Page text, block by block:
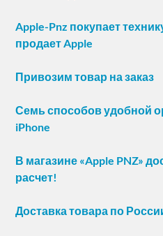
Apple-Pnz покупает
продает Apple
Привозим товар на заказ
Семь способов удобной
iPhone
В магазине «Apple PNZ»
расчет!
Доставка товара по